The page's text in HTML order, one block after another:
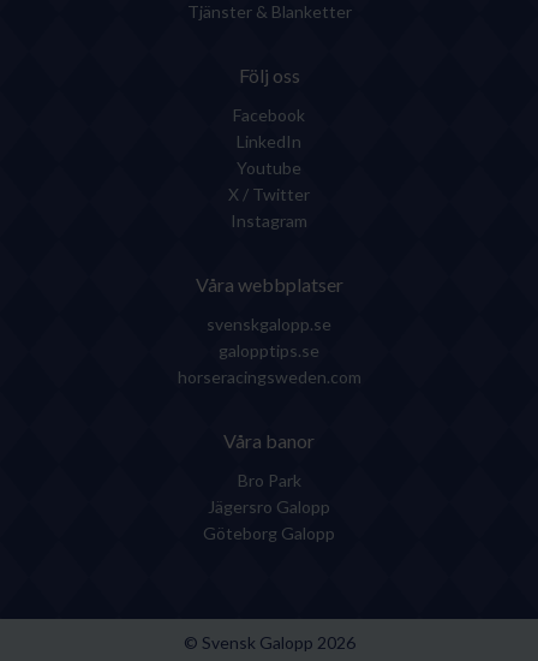
Tjänster & Blanketter
Följ oss
Facebook
LinkedIn
Youtube
X / Twitter
Instagram
Våra webbplatser
svenskgalopp.se
galopptips.se
horseracingsweden.com
Våra banor
Bro Park
Jägersro Galopp
Göteborg Galopp
© Svensk Galopp 2026